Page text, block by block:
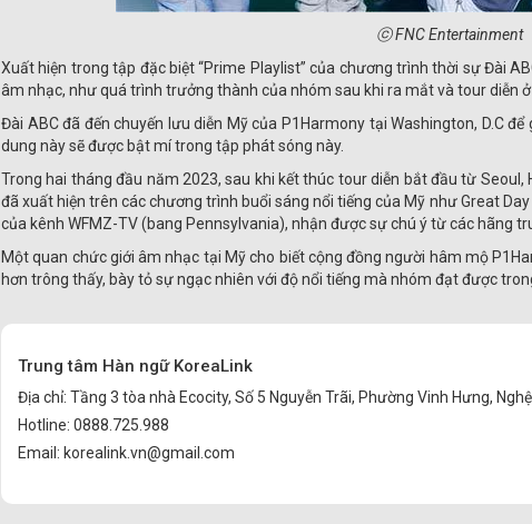
ⓒ FNC Entertainment
Xuất hiện trong tập đặc biệt “Prime Playlist” của chương trình thời sự Đài
âm nhạc, như quá trình trưởng thành của nhóm sau khi ra mắt và tour diễn ở
Đài ABC đã đến chuyến lưu diễn Mỹ của P1Harmony tại Washington, D.C
dung này sẽ được bật mí trong tập phát sóng này.
Trong hai tháng đầu năm 2023, sau khi kết thúc tour diễn bắt đầu từ Seoul,
đã xuất hiện trên các chương trình buổi sáng nổi tiếng của Mỹ như Great
của kênh WFMZ-TV (bang Pennsylvania), nhận được sự chú ý từ các hãng
Một quan chức giới âm nhạc tại Mỹ cho biết cộng đồng người hâm mộ
hơn trông thấy, bày tỏ sự ngạc nhiên với độ nổi tiếng mà nhóm đạt được
Trung tâm Hàn ngữ KoreaLink
Địa chỉ: Tầng 3 tòa nhà Ecocity, Số 5 Nguyễn Trãi, Phường Vinh Hưng,
Hotline: 0888.725.988
Email: korealink.vn@gmail.com